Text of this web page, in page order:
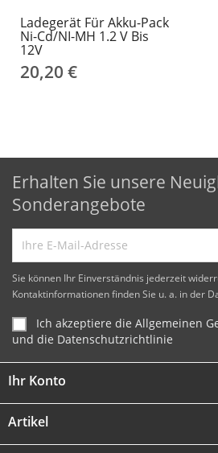
Ladegerät Für Akku-Pack
Ni-Cd/NI-MH 1.2 V Bis
12V
20,20 €
Erhalten Sie unsere
Sonderangebote
Sie können Ihr Einverständnis jederzeit
Kontaktinformationen finden Sie u. a. in der
Ich akzeptiere die Allgemeinen
und die Datenschutzrichtlinie
Ihr Konto
Artikel